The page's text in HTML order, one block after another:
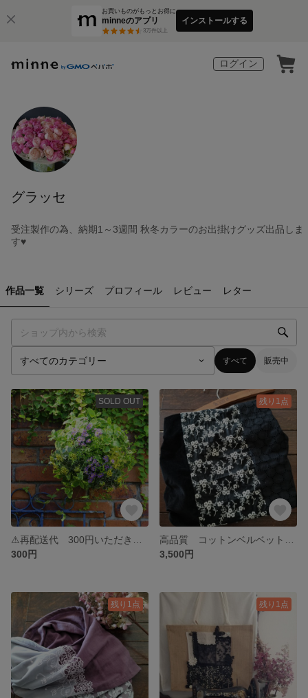
お買いものがもっとお得に
minneのアプリ
3万件以上
インストールする
ログイン
グラッセ
受注製作の為、納期1～3週間 秋冬カラーのお出掛けグッズ出品しま
す♥
作品一覧 シリーズ プロフィール レビュー レター
すべて 販売中
SOLD OUT
300円
残り1点
3,500円
残り1点 残り1点